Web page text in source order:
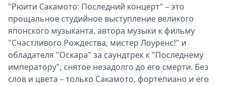
"Рюити Сакамото: Последний концерт" – это
прощальное студийное выступление великого
японского музыканта, автора музыки к фильму
"Счастливого Рождества, мистер Лоуренс!" и
обладателя "Оскара" за саундтрек к "Последнему
императору", снятое незадолго до его смерти. Без
слов и цвета – только Сакамото, фортепиано и его